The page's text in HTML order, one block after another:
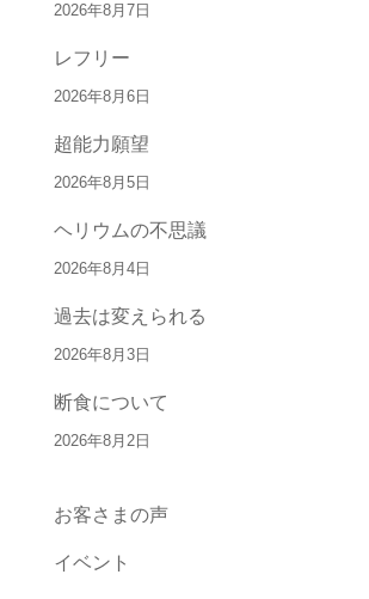
2026年8月7日
レフリー
2026年8月6日
超能力願望
2026年8月5日
ヘリウムの不思議
2026年8月4日
過去は変えられる
2026年8月3日
断食について
2026年8月2日
お客さまの声
イベント